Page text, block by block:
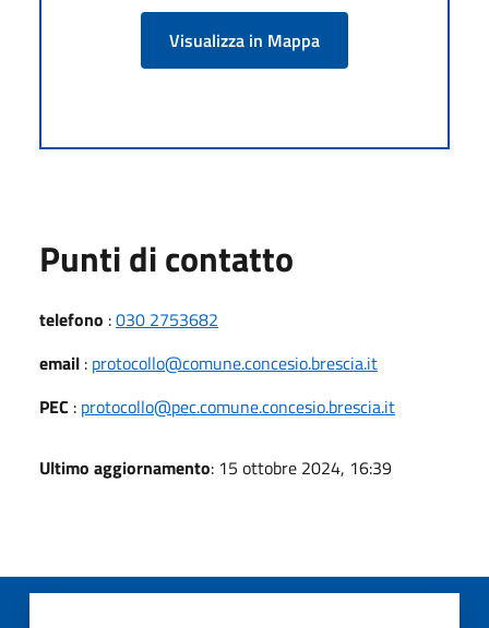
Visualizza in Mappa
Punti di contatto
telefono :030 2753682
email : protocollo@comune.concesio.brescia.it
PEC : protocollo@pec.comune.concesio.brescia.it
Ultimo aggiornamento: 15 ottobre 2024, 16:39